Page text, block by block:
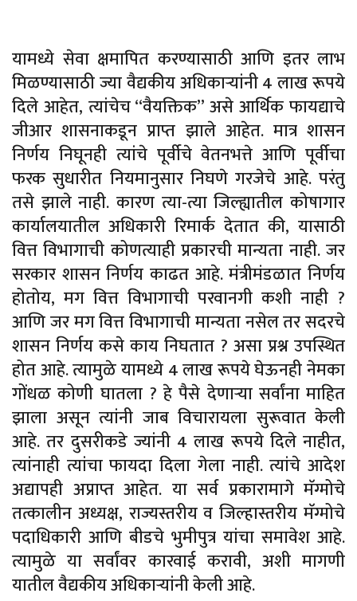
यामध्ये सेवा क्षमापित करण्यासाठी आणि इतर लाभ
मिळण्यासाठी ज्या वैद्यकीय अधिकाऱ्यांनी 4 लाख रूपये
दिले आहेत, त्यांचेच “वैयक्तिक” असे आर्थिक फायद्याचे
जीआर शासनाकडून प्राप्त झाले आहेत. मात्र शासन
निर्णय निघूनही त्यांचे पूर्वीचे वेतनभत्ते आणि पूर्वीचा
फरक सुधारीत नियमानुसार निघणे गरजेचे आहे. परंतु
तसे झाले नाही. कारण त्या-त्या जिल्ह्यातील कोषागार
कार्यालयातील अधिकारी रिमार्क देतात की, यासाठी
वित्त विभागाची कोणत्याही प्रकारची मान्यता नाही. जर
सरकार शासन निर्णय काढत आहे. मंत्रीमंडळात निर्णय
होतोय, मग वित्त विभागाची परवानगी कशी नाही ?
आणि जर मग वित्त विभागाची मान्यता नसेल तर सदरचे
शासन निर्णय कसे काय निघतात ? असा प्रश्न उपस्थित
होत आहे. त्यामुळे यामध्ये 4 लाख रूपये घेऊनही नेमका
गोंधळ कोणी घातला ? हे पैसे देणाऱ्या सर्वांना माहित
झाला असून त्यांनी जाब विचारायला सुरूवात केली
आहे. तर दुसरीकडे ज्यांनी 4 लाख रूपये दिले नाहीत,
त्यांनाही त्यांचा फायदा दिला गेला नाही. त्यांचे आदेश
अद्यापही अप्राप्त आहेत. या सर्व प्रकारामागे मॅग्मोचे
तत्कालीन अध्यक्ष, राज्यस्तरीय व जिल्हास्तरीय मॅग्मोचे
पदाधिकारी आणि बीडचे भुमीपुत्र यांचा समावेश आहे.
त्यामुळे या सर्वांवर कारवाई करावी, अशी मागणी
यातील वैद्यकीय अधिकाऱ्यांनी केली आहे.